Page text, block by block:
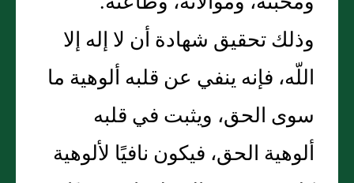
وذلك تحقيق شهادة أن لا إله إلا
اللّه، فإنه ينفي عن قلبه ألوهية ما
سوى الحق، ويثبت في قلبه
ألوهية الحق، فيكون نافيًا لألوهية